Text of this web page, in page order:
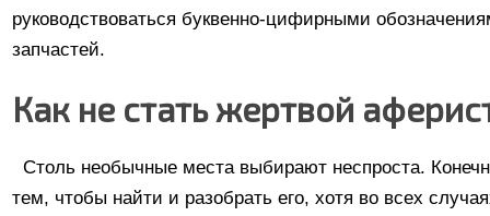
руководствоваться буквенно-цифирными
запчастей.
Как не стать жертвой
Столь необычные места выбирают неспроста.
тем, чтобы найти и разобрать его, хотя во всех